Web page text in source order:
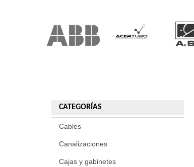
CATEGORÍAS
Cables
Canalizaciones
Cajas y gabinetes